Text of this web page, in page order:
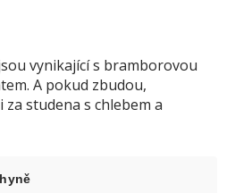
vynikající s bramborovou
A pokud zbudou,
studena s chlebem a